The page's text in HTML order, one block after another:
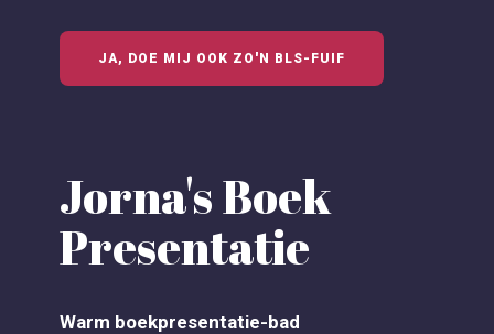
JA, DOE MIJ OOK ZO'N BLS-FUIF
Jorna's Boek
Presentatie
Warm boekpresentatie-bad